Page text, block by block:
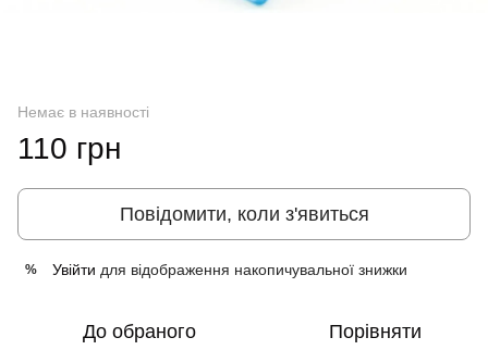
Немає в наявності
110 грн
Повідомити, коли з'явиться
% Увійти для відображення накопичувальної знижки
До обраного Порівняти